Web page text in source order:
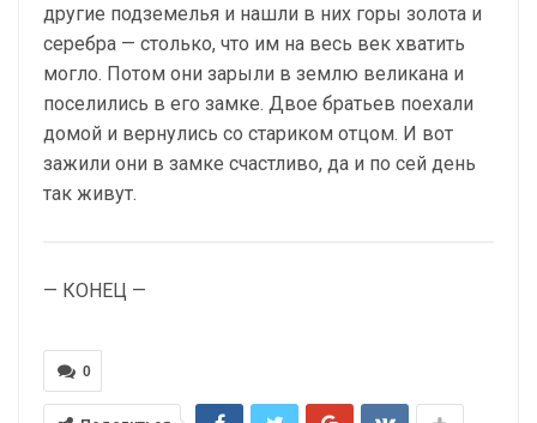
другие подземелья и нашли в них горы золота и
серебра — столько, что им на весь век хватить
могло. Потом они зарыли в землю великана и
поселились в его замке. Двое братьев поехали
домой и вернулись со стариком отцом. И вот
зажили они в замке счастливо, да и по сей день
так живут.
— КОНЕЦ —
0